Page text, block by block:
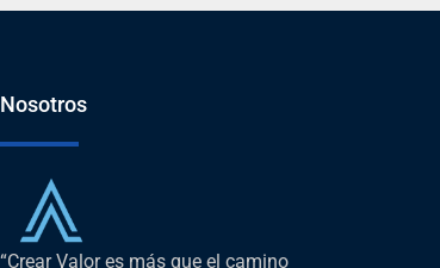
Nosotros
“Crear Valor es más que el camino